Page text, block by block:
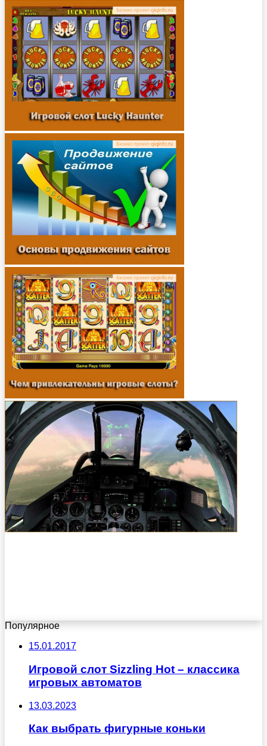
Популярное
15.01.2017
Игровой слот Sizzling Hot – классика
игровых автоматов
13.03.2023
Как выбрать фигурные коньки